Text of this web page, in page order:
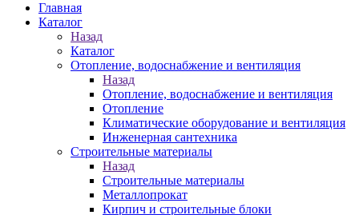
Главная
Каталог
Назад
Каталог
Отопление, водоснабжение и вентиляция
Назад
Отопление, водоснабжение и вентиляция
Отопление
Климатические оборудование и вентиляция
Инженерная сантехника
Строительные материалы
Назад
Строительные материалы
Металлопрокат
Кирпич и строительные блоки